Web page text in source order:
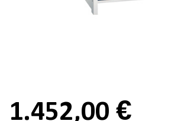
1.452,00 €